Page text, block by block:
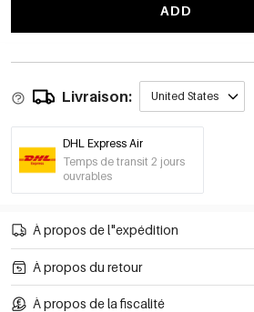
ADD
Livraison: United States
DHL Express Air
Temps de transit 2 jours
ouvrables
À propos de l"expédition
À propos du retour
À propos de la fiscalité